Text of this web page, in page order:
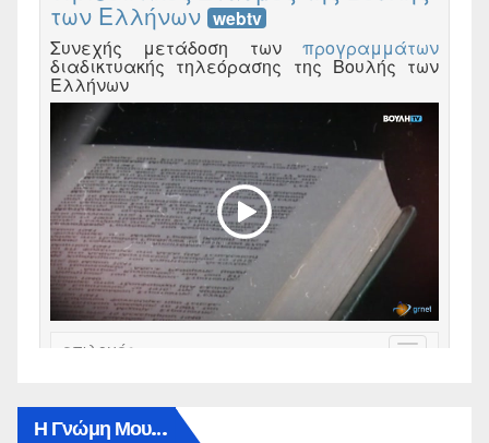
Η Γνώμη Μου…